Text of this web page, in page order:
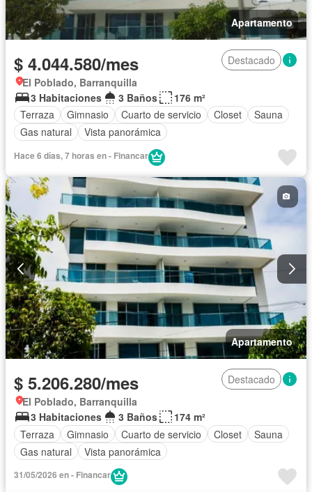
Apartamento
$ 4.044.580/mes
Destacado
El Poblado, Barranquilla
3 Habitaciones
3 Baños
176 m²
Terraza
Gimnasio Cuarto de servicio Closet
Sauna
Gas natural
Vista panorámica
Hace 6 días, 7 horas en - Financar
Apartamento
$ 5.206.280/mes
Destacado
El Poblado, Barranquilla
3 Habitaciones
3 Baños
174 m²
Terraza
Gimnasio Cuarto de servicio Closet
Sauna
Gas natural
Vista panorámica
31/05/2026 en - Financar